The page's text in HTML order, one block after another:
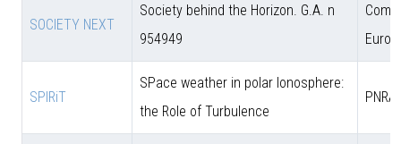
SOCIETY NEXT
Society behind the Horizon. G.A. n
954949
SPIRiT
SPace weather in polar Ionosphere:
the Role of Turbulence
PNRA